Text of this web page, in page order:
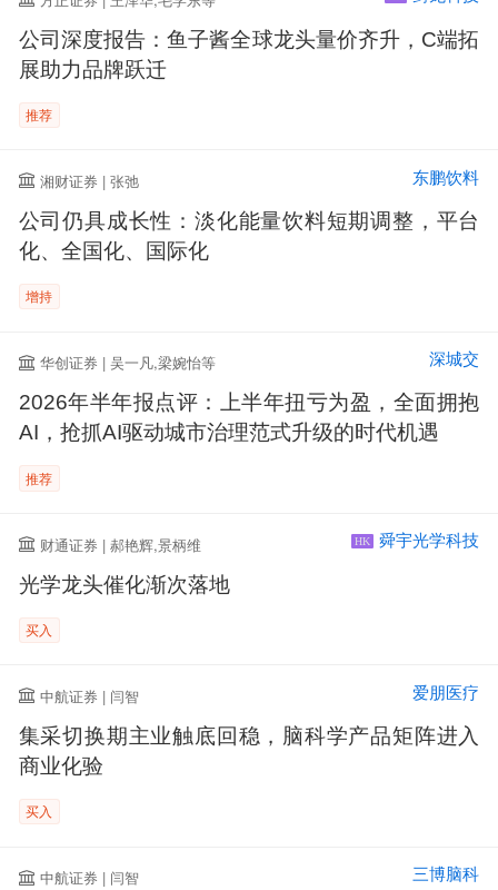
公司深度报告：鱼子酱全球龙头量价齐升，C端拓
展助力品牌跃迁
推荐
湘财证券 | 张弛 东鹏饮料
公司仍具成长性：淡化能量饮料短期调整，平台
化、全国化、国际化
增持
华创证券 | 吴一凡,梁婉怡等 深城交
2026年半年报点评：上半年扭亏为盈，全面拥抱
AI，抢抓AI驱动城市治理范式升级的时代机遇
推荐
财通证券 | 郝艳辉,景柄维 HK 舜宇光学科技
光学龙头催化渐次落地
买入
中航证券 | 闫智 爱朋医疗
集采切换期主业触底回稳，脑科学产品矩阵进入
商业化验
买入
中航证券 | 闫智 三博脑科